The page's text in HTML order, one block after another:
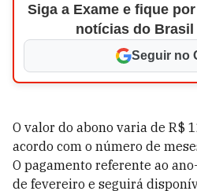
Siga a Exame e fique
notícias do Brasil
Seguir no
O valor do abono varia de R$
acordo com o número de
O pagamento referente ao
de fevereiro e seguirá